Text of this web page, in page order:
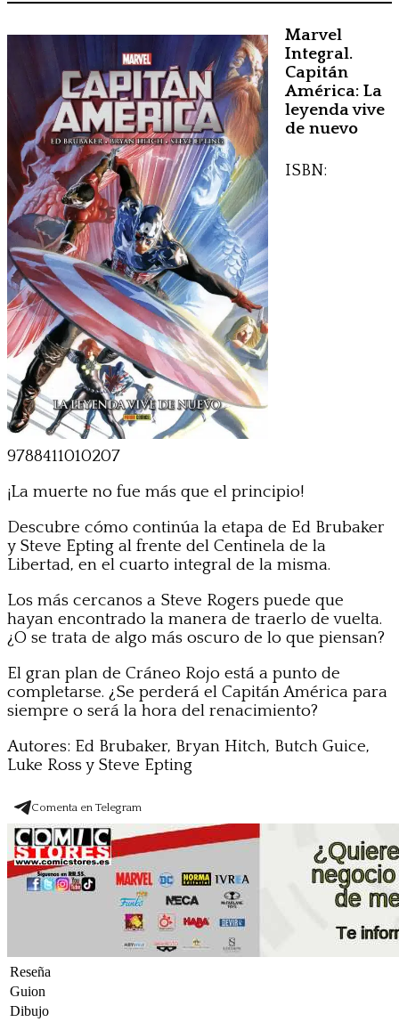
Marvel
Integral.
Capitán
América: La
leyenda vive
de nuevo
ISBN:
9788411010207
¡La muerte no fue más que el principio!
Descubre cómo continúa la etapa de Ed Brubaker
y Steve Epting al frente del Centinela de la
Libertad, en el cuarto integral de la misma.
Los más cercanos a Steve Rogers puede que
hayan encontrado la manera de traerlo de vuelta.
¿O se trata de algo más oscuro de lo que piensan?
El gran plan de Cráneo Rojo está a punto de
completarse. ¿Se perderá el Capitán América para
siempre o será la hora del renacimiento?
Autores: Ed Brubaker, Bryan Hitch, Butch Guice,
Luke Ross y Steve Epting
Comenta en Telegram
Reseña
Guion
Dibujo